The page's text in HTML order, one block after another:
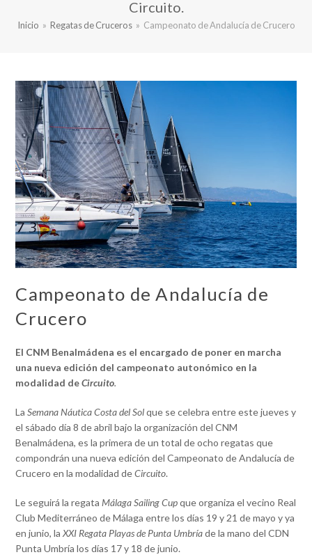
Circuito.
Inicio » Regatas de Cruceros » Campeonato de Andalucía de Crucero
Campeonato de Andalucía de
Crucero
El CNM Benalmádena es el encargado de poner en marcha
una nueva edición del campeonato autonómico en la
modalidad deCircuito.
LaSemana Náutica Costa del Solque se celebra entre este jueves y
el sábado día 8 de abril bajo la organización del CNM
Benalmádena, es la primera de un total de ocho regatas que
compondrán una nueva edición del Campeonato de Andalucía de
Crucero en la modalidad deCircuito.
Le seguirá la regata Málaga Sailing Cupque organiza el vecino Real
Club Mediterráneo de Málaga entre los días 19 y 21 de mayo y ya
en junio, laXXI Regata Playas de Punta Umbríade la mano del CDN
Punta Umbría los días 17 y 18 de junio.